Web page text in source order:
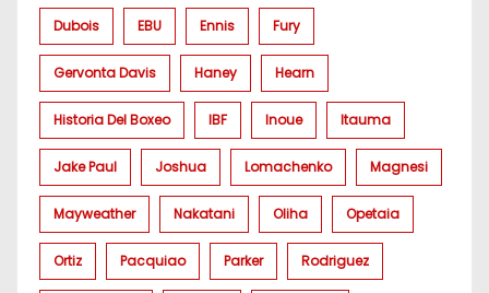
Dubois EBU Ennis Fury
Gervonta Davis Haney Hearn
Historia Del Boxeo IBF Inoue Itauma
Jake Paul Joshua Lomachenko Magnesi
Mayweather Nakatani Oliha Opetaia
Ortiz Pacquiao Parker Rodriguez